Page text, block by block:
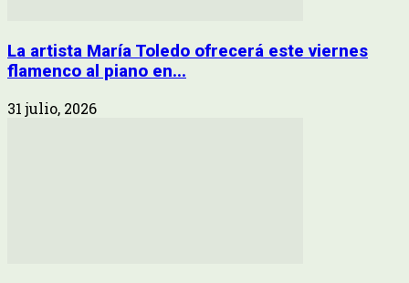
La artista María Toledo ofrecerá este viernes
flamenco al piano en...
31 julio, 2026